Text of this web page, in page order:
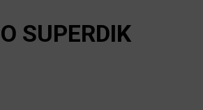
SUPERDIK